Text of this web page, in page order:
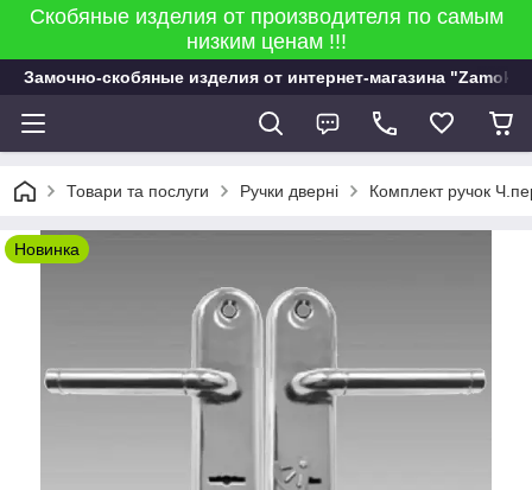
Скобяные изделия от производителя по самым
низким ценам !!!
Замочно-скобяные изделия от интернет-магазина "Zamok
Товари та послуги Ручки дверні Комплект ручок
Новинка